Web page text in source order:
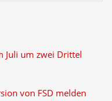
Juli um zwei Drittel
von FSD melden